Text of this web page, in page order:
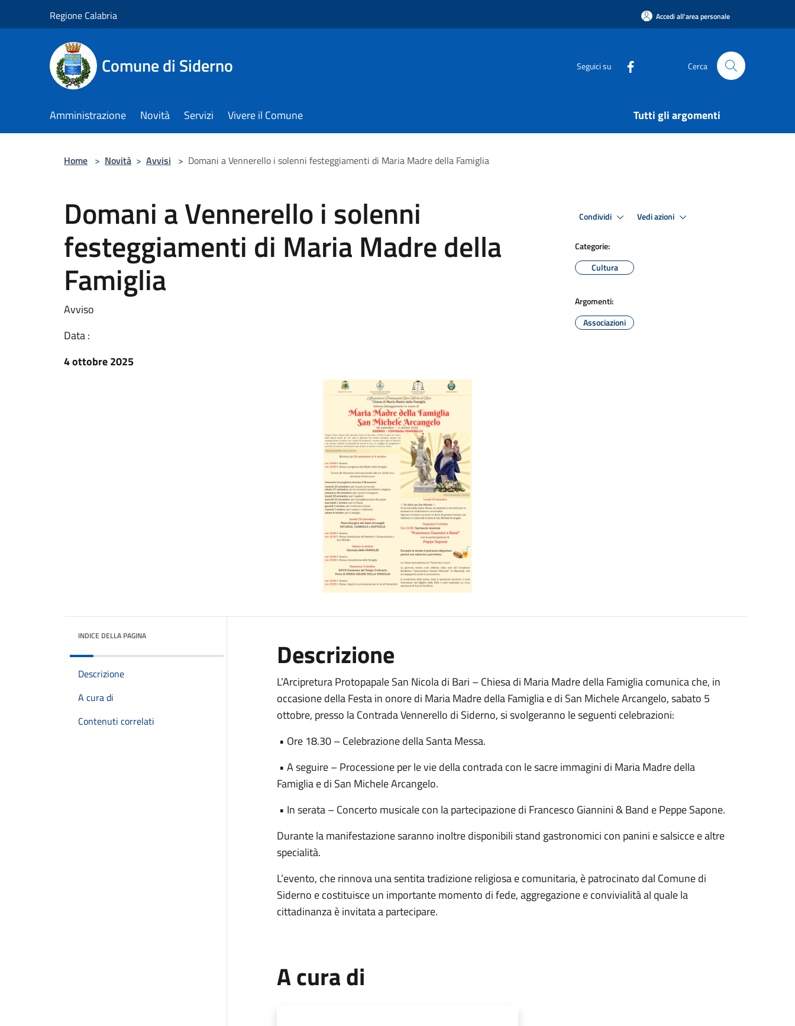
Regione Calabria Accedi all'area personale
Comune di Siderno Seguici su Cerca
Amministrazione Novità Servizi Vivere il Comune Tutti gli argomenti
Home > Novità > Avvisi > Domani a Vennerello i solenni festeggiamenti di Maria Madre della Famiglia
Domani a Vennerello i solenni
festeggiamenti di Maria Madre della
Famiglia
Avviso
Data :
4 ottobre 2025
Condividi Vedi azioni
Categorie:
Cultura
Argomenti:
Associazioni
INDICE DELLA PAGINA
Descrizione
A cura di
Contenuti correlati
Descrizione
L’Arcipretura Protopapale San Nicola di Bari – Chiesa di Maria Madre della Famiglia comunica che, in
occasione della Festa in onore di Maria Madre della Famiglia e di San Michele Arcangelo, sabato 5
ottobre, presso la Contrada Vennerello di Siderno, si svolgeranno le seguenti celebrazioni:
• Ore 18.30 – Celebrazione della Santa Messa.
• A seguire – Processione per le vie della contrada con le sacre immagini di Maria Madre della
Famiglia e di San Michele Arcangelo.
• In serata – Concerto musicale con la partecipazione di Francesco Giannini & Band e Peppe Sapone.
Durante la manifestazione saranno inoltre disponibili stand gastronomici con panini e salsicce e altre
specialità.
L’evento, che rinnova una sentita tradizione religiosa e comunitaria, è patrocinato dal Comune di
Siderno e costituisce un importante momento di fede, aggregazione e convivialità al quale la
cittadinanza è invitata a partecipare.
A cura di